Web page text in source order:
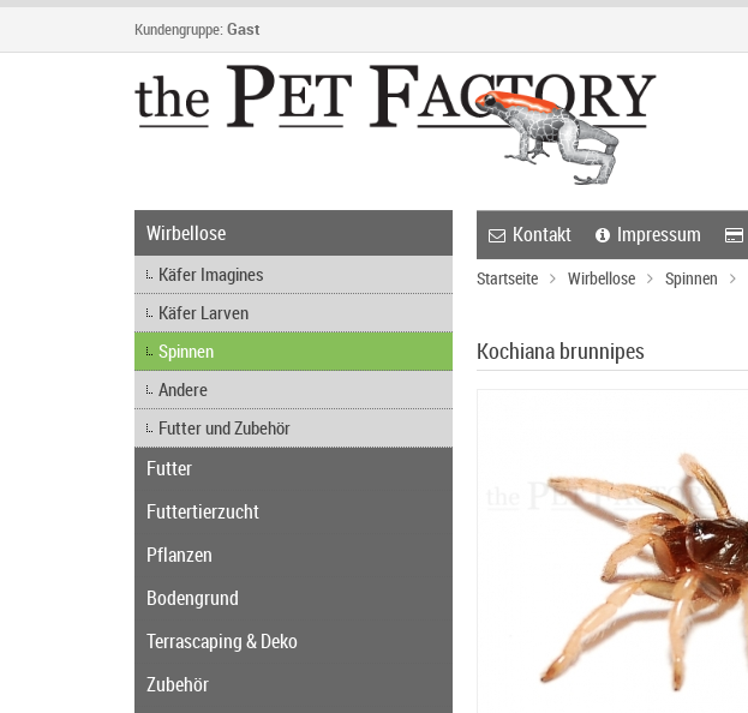
Kundengruppe: Gast
Kontakt
Impressum
Startseite Wirbellose Spinnen
Kochiana brunnipes
Wirbellose
Käfer Imagines
Käfer Larven
Spinnen
Andere
Futter und Zubehör
Futter
Futtertierzucht
Pflanzen
Bodengrund
Terrascaping & Deko
Zubehör